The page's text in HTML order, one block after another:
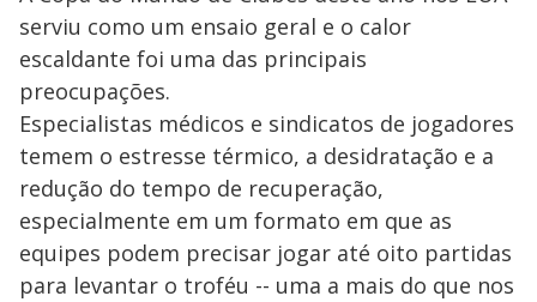
serviu como um ensaio geral e o calor
escaldante foi uma das principais
preocupações.
Especialistas médicos e sindicatos de jogadores
temem o estresse térmico, a desidratação e a
redução do tempo de recuperação,
especialmente em um formato em que as
equipes podem precisar jogar até oito partidas
para levantar o troféu -- uma a mais do que nos